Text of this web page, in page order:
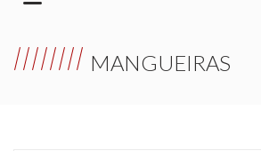
MANGUEIRAS